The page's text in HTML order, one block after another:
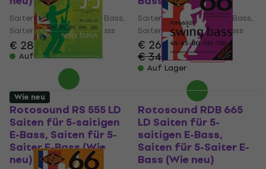
Saiten für 5-saitigen E-Bass,
Saiten für 5-Saiter E-Bass
€ 28,60€ 31,40
Auf Lager
Saiten für 5-saitigen E-Bass,
Saiten für 5-Saiter E-Bass
€ 26,10
€ 34,55
- 24 %
Auf Lager
Rotosound RS 555 LD
Saiten für 5-saitigen
E-Bass, Saiten für 5-
Saiter E-Bass (Wie
neu)
Rotosound RDB 665
LD Saiten für 5-
saitigen E-Bass,
Saiten für 5-Saiter E-
Bass (Wie neu)
Wie neu